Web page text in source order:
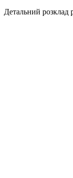
Детальний розклад